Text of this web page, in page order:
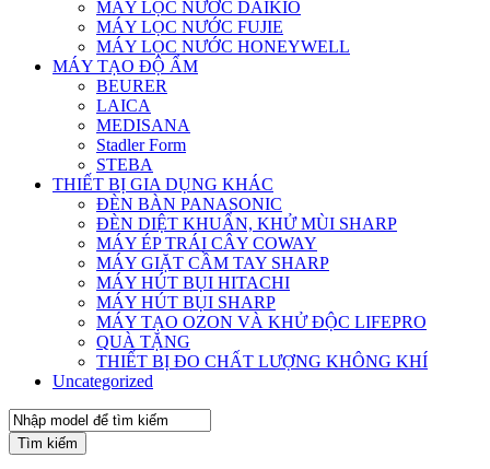
MÁY LỌC NƯỚC DAIKIO
MÁY LỌC NƯỚC FUJIE
MÁY LỌC NƯỚC HONEYWELL
MÁY TẠO ĐỘ ẨM
BEURER
LAICA
MEDISANA
Stadler Form
STEBA
THIẾT BỊ GIA DỤNG KHÁC
ĐÈN BÀN PANASONIC
ĐÈN DIỆT KHUẨN, KHỬ MÙI SHARP
MÁY ÉP TRÁI CÂY COWAY
MÁY GIẶT CẦM TAY SHARP
MÁY HÚT BỤI HITACHI
MÁY HÚT BỤI SHARP
MÁY TẠO OZON VÀ KHỬ ĐỘC LIFEPRO
QUÀ TẶNG
THIẾT BỊ ĐO CHẤT LƯỢNG KHÔNG KHÍ
Uncategorized
Tìm kiếm